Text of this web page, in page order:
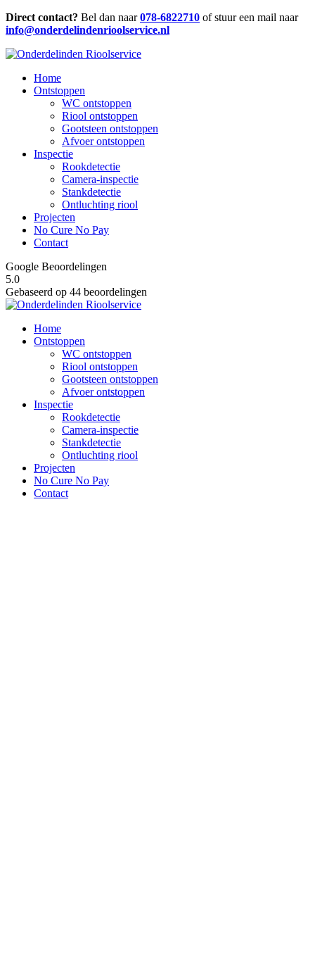
Direct contact? Bel dan naar078-6822710 of stuur een mail naar
info@onderdelindenrioolservice.nl
Home
Ontstoppen
WC ontstoppen
Riool ontstoppen
Gootsteen ontstoppen
Afvoer ontstoppen
Inspectie
Rookdetectie
Camera-inspectie
Stankdetectie
Ontluchting riool
Projecten
No Cure No Pay
Contact
Google Beoordelingen
5.0
Gebaseerd op 44 beoordelingen
Home
Ontstoppen
WC ontstoppen
Riool ontstoppen
Gootsteen ontstoppen
Afvoer ontstoppen
Inspectie
Rookdetectie
Camera-inspectie
Stankdetectie
Ontluchting riool
Projecten
No Cure No Pay
Contact